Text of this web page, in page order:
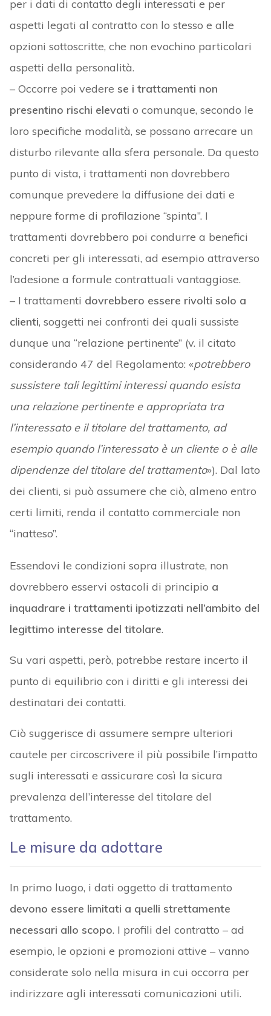
per i dati di contatto degli interessati e per
aspetti legati al contratto con lo stesso e alle
opzioni sottoscritte, che non evochino particolari
aspetti della personalità.
– Occorre poi vedere se i trattamenti non
presentino rischi elevati o comunque, secondo le
loro specifiche modalità, se possano arrecare un
disturbo rilevante alla sfera personale. Da questo
punto di vista, i trattamenti non dovrebbero
comunque prevedere la diffusione dei dati e
neppure forme di profilazione “spinta”. I
trattamenti dovrebbero poi condurre a benefici
concreti per gli interessati, ad esempio attraverso
l’adesione a formule contrattuali vantaggiose.
– I trattamenti dovrebbero essere rivolti solo a
clienti, soggetti nei confronti dei quali sussiste
dunque una “relazione pertinente” (v. il citato
considerando 47 del Regolamento: «potrebbero
sussistere tali legittimi interessi quando esista
una relazione pertinente e appropriata tra
l’interessato e il titolare del trattamento, ad
esempio quando l’interessato è un cliente o è alle
dipendenze del titolare del trattamento»). Dal lato
dei clienti, si può assumere che ciò, almeno entro
certi limiti, renda il contatto commerciale non
“inatteso”.
Essendovi le condizioni sopra illustrate, non
dovrebbero esservi ostacoli di principio a
inquadrare i trattamenti ipotizzati nell’ambito del
legittimo interesse del titolare.
Su vari aspetti, però, potrebbe restare incerto il
punto di equilibrio con i diritti e gli interessi dei
destinatari dei contatti.
Ciò suggerisce di assumere sempre ulteriori
cautele per circoscrivere il più possibile l’impatto
sugli interessati e assicurare così la sicura
prevalenza dell’interesse del titolare del
trattamento.
Le misure da adottare
In primo luogo, i dati oggetto di trattamento
devono essere limitati a quelli strettamente
necessari allo scopo. I profili del contratto – ad
esempio, le opzioni e promozioni attive – vanno
considerate solo nella misura in cui occorra per
indirizzare agli interessati comunicazioni utili.